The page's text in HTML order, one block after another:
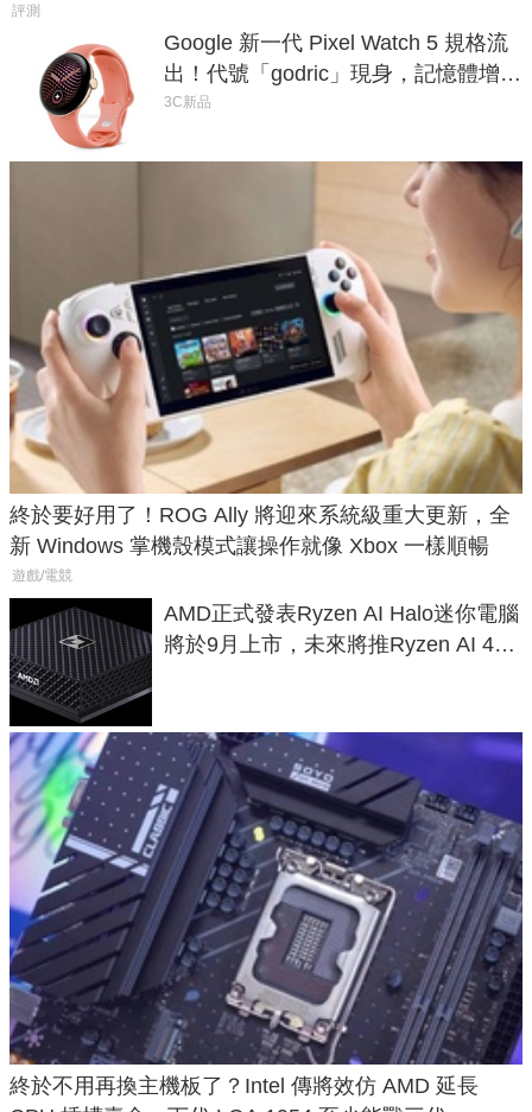
評測
Google 新一代 Pixel Watch 5 規格流
出！代號「godric」現身，記憶體增強
鎖定 AI 應用
3C新品
終於要好用了！ROG Ally 將迎來系統級重大更新，全
新 Windows 掌機殼模式讓操作就像 Xbox 一樣順暢
遊戲/電競
AMD正式發表Ryzen AI Halo迷你電腦
將於9月上市，未來將推Ryzen AI 400
終於不用再換主機板了？Intel 傳將效仿 AMD 延長